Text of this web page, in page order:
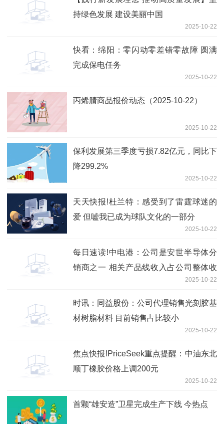
持绿色发展 建设美丽中国
2025-10-22
快看：绵阳：零闪动零差错零故障 圆满
完成保电任务
2025-10-22
丙烯腈商品报价动态（2025-10-22）
2025-10-22
保利发展第三季度亏损7.82亿元，同比下
降299.2%
2025-10-22
天天快报!杜兰特：感受到了雷霆球迷的
爱 但嘘我已成为球队文化的一部分
2025-10-22
每日速读!中电港：公司是安世半导体分
销商之一 相关产品线收入占公司整体收
2025-10-22
时讯：同益股份：公司代理销售光刻胶基
材树脂材料 目前销售占比较小
2025-10-22
焦点快报!PriceSeek重点提醒：中油东北
顺丁橡胶价格上调200元
2025-10-22
首颗“雄安造”卫星完成生产下线 今热点